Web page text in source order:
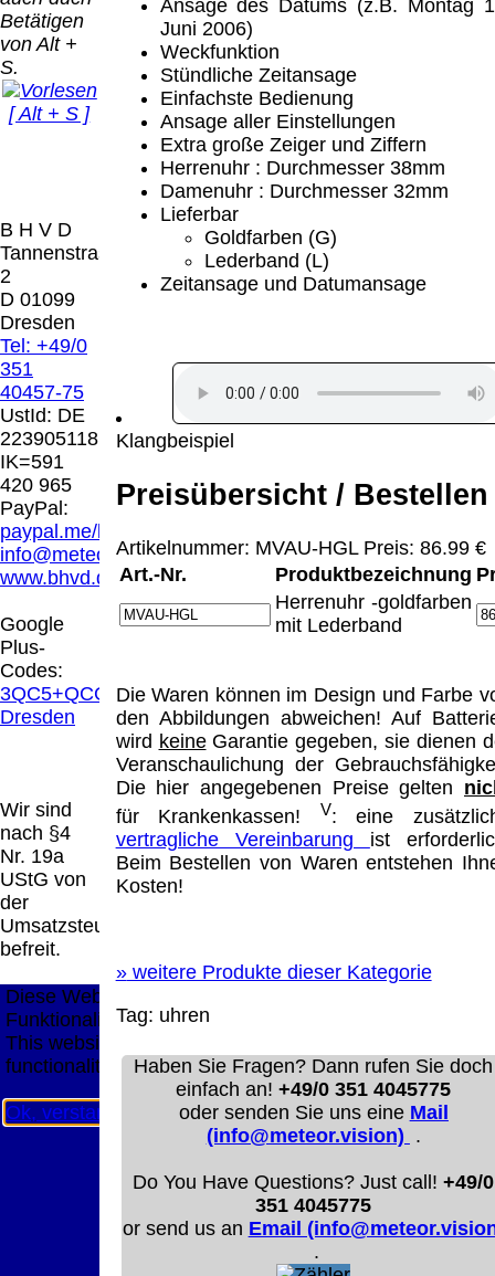
Betätigen
von Alt +
S.
[ Alt + S ]
B H V D
Tannenstrasse
2
D 01099
Dresden
Tel: +49/0
351
40457-75
UstId: DE
223905118
IK=591
420 965
PayPal:
paypal.me/blindenhilfsmittel
info@meteor.vision
www.bhvd.de
Google
Plus-
Codes:
3QC5+QCG
Dresden
Wir sind
nach §4
Nr. 19a
UStG von
der
Umsatzsteuer
befreit.
Ansage des Datums (z.B. Montag
Juni 2006)
Weckfunktion
Stündliche Zeitansage
Einfachste Bedienung
Ansage aller Einstellungen
Extra große Zeiger und Ziffern
Herrenuhr : Durchmesser 38mm
Damenuhr : Durchmesser 32mm
Lieferbar
Goldfarben (G)
Lederband (L)
Zeitansage und Datumansage
Klangbeispiel
Preisübersicht / Bestellen
Artikelnummer: MVAU-HGL Preis: 86.99 €
Art.-Nr.
Produktbezeichnung
Herrenuhr -goldfarben
mit Lederband
Die Waren können im Design und Farbe
den Abbildungen abweichen! Auf
wird keineGarantie gegeben, sie dienen
Veranschaulichung der
Die hier angegebenen Preise gelten
für Krankenkassen!
V: eine
vertragliche Vereinbarung ist
Beim Bestellen von Waren entstehen
Kosten!
»weitere Produkte dieser Kategorie
Tag: uhren
Haben Sie Fragen? Dann rufen Sie doch
einfach an!+49/0 351 4045775
oder senden Sie uns eine Mail
(info@meteor.vision) .
Do You Have Questions? Just call!+49/0
351 4045775
or send us an Email
.
Der Versand erfolgt
als versichertes
Paket.
Selbstabholung
vom Büro oder
von
Ausstellungen:
0.00 €
erhalten Sie per
Email z.B. einen
Lizenzschlüssel
und die
Rechnung /
Lieferschein. Sie
erhalten also
Datenträger
Die in diesem Dokument genannten
Warenzeichen sind Eigentum der jeweiligen
Firmen. Preisänderungen, Irrtümer und
technische Änderungen vorbehalten.
letzte Änderung: 10. März 2026 Blinden
Hilfsmittel Vertrieb Dresden,
Mit einem Urteil vom 12.05.1998 - 312 O
85/98 - Haftung für Links hat das Landgericht
Hamburg entschieden, dass man durch die
Anbringung eines Links, die Inhalte der
gelinkten Seite ggf. mit zu verantworten hat.
Dieses kann nur dadurch verhindert werden,
dass man sich ausdrücklich von diesen
Inhalten distanziert. Hiermit distanzieren wir
uns ausdrücklich von allen Inhalten, aller
gelinkten Seiten auf unserer Homepage und
machen uns diese Inhalte nicht zu eigen.
Diese Erklärung gilt für alle auf unserer
Homepage angebrachten Links.
Die Europäische Kommission stellt eine
Plattform zur Online-Streitbeilegung (OS)
bereit. Die Plattform finden Sie unter
http://ec.europa.eu/consumers/odr/
Unsere E-
Mailadresse lautet:info@meteor.vision.
Seitenanfang Impressum AGB
Widerruf
Datenschutz Urheberrechte
Katalog (PDF)
2026
Wir
große Anzeige
Diese Website nutzt Cookies, um bestmögliche
Funktionalität bieten zu können.
This website uses cookies to provide the best possible
functionality.
Ok, verstanden Mehr Infos